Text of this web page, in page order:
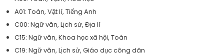
A01: Toán, Vật lí, Tiếng Anh
C00: Ngữ văn, Lịch sử, Địa lí
C15: Ngữ văn, Khoa học xã hội, Toán
C19: Ngữ văn, Lịch sử, Giáo dục công dân